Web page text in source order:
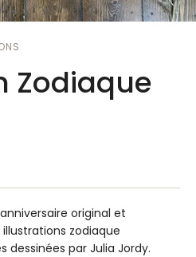
Zodiaque
original et
zodiaque
dessinées par Julia Jordy.